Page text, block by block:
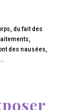
du fait des
des nausées,